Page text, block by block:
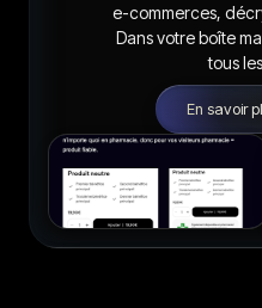
e-commerces,
Dans votre boîte
tous
En savoir